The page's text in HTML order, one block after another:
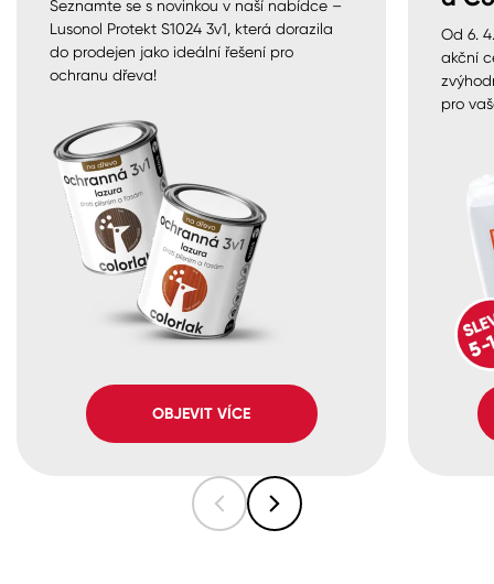
Seznamte se s novinkou v naší nabídce –
Lusonol Protekt S1024 3v1, která dorazila
do prodejen jako ideální řešení pro
ochranu dřeva!
OBJEVIT VÍCE
Od 6.
akční
pro